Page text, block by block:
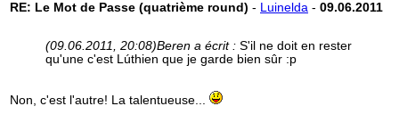
RE: Le Mot de Passe (quatrième round) - Luinelda - 09.06.2011
(09.06.2011, 20:08)Beren a écrit : S'il ne doit en rester
qu'une c'est Lúthien que je garde bien sûr :p
Non, c'est l'autre! La talentueuse...